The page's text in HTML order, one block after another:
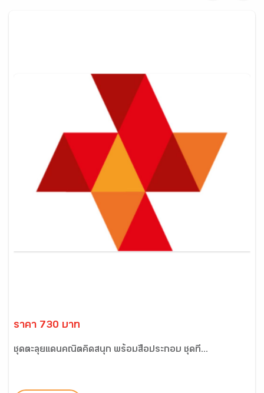
ราคา 730 บาท
ชุดตะลุยแดนคณิตคิดสนุก พร้อมสื่อประกอบ ชุดที่...